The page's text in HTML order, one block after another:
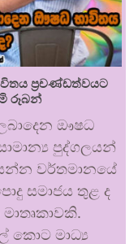
ප්‍රචණ්ඩත්වයට
රූබන්
ඖෂධ
පුද්ගලයන්
වර්තමානයේ
සමාජය තුළ ද
කොට මාධ්‍ය